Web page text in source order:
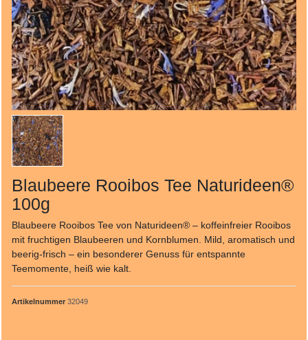
Blaubeere Rooibos Tee Naturideen®
100g
Blaubeere Rooibos Tee von Naturideen® – koffeinfreier Rooibos
mit fruchtigen Blaubeeren und Kornblumen. Mild, aromatisch und
beerig‑frisch – ein besonderer Genuss für entspannte
Teemomente, heiß wie kalt.
Artikelnummer 32049